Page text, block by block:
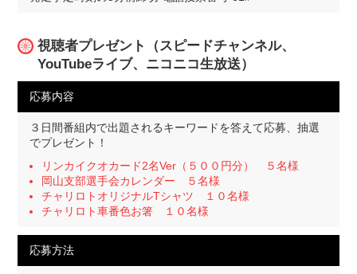
視聴者プレゼント（スピードチャンネル、
YouTubeライブ、ニコニコ生放送）
応募内容
３日間番組内で出題されるキーワードを答えて応募、抽選
でプレゼント！
リンカイクオカード2名Ver（５００円分） ５名様
岡山支部選手会カレンダー ５名様
チャリロトオリジナルTシャツ １０名様
チャリロト車番色お箸 １０名様
応募方法